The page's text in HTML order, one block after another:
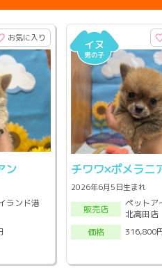
お気に入り
ン
ランド港
チワワ×ポメラニ
2026年6月5日生まれ
販売店
ペットア
北高田店
価格
316,800